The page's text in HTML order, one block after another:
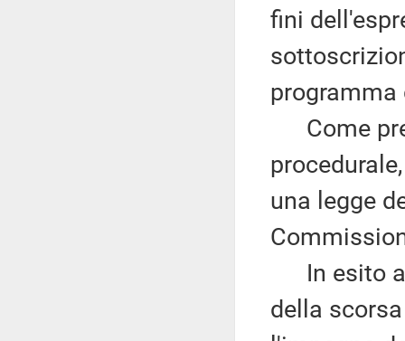
fini
Come
una legge
In esito a
della